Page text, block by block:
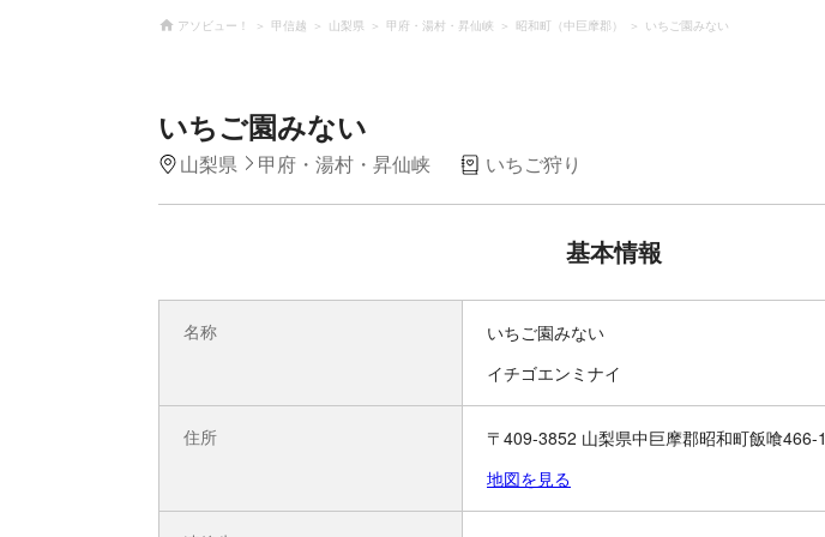
アソビュー！ 甲信越 山梨県 甲府・湯村・昇仙峡 昭和町（中巨摩郡） いちご園みない
いちご園みない
山梨県 甲府・湯村・昇仙峡 いちご狩り
基本情報
名称
いちご園みない
イチゴエンミナイ
住所
〒409-3852 山梨県中巨摩郡昭和町飯喰466-1
地図を見る